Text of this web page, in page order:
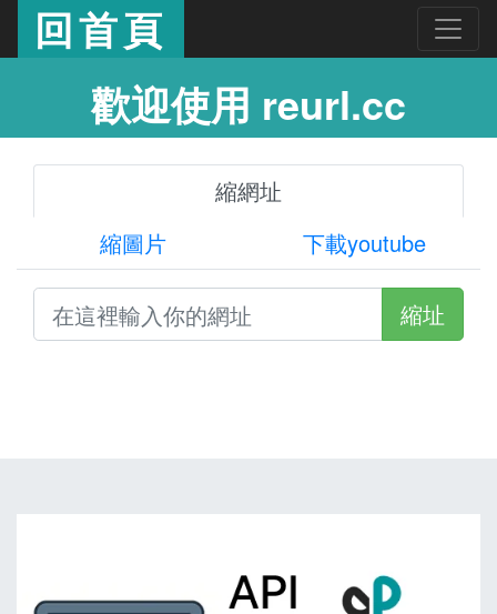
回首頁
歡迎使用 reurl.cc
縮網址
縮圖片
下載youtube
縮址